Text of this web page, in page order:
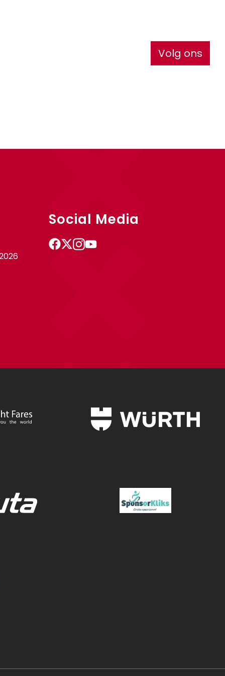
Volg ons
Social Media